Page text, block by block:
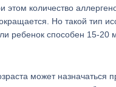
этом количество
Но такой тип
ребенок способен 15-20
может назначаться